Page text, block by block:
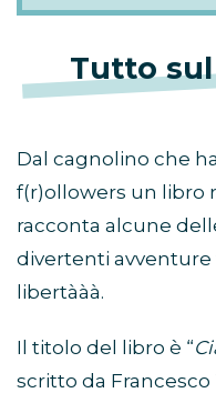
Tutto
Dal cagnolino che
f(r)ollowers un libro
racconta alcune
divertenti avventure
libertààà.
Il titolo del libro è “
scritto da Francesco